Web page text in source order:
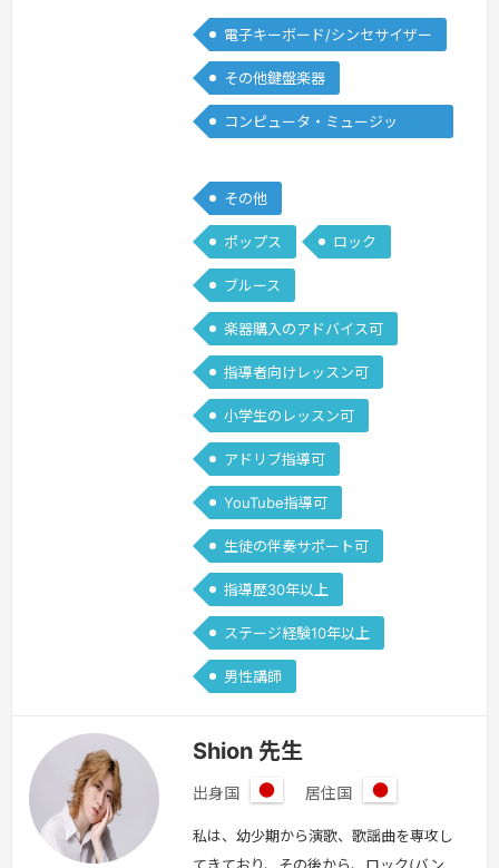
プ、スタジオミュージシャンなど本格的
プロ活動をスタート。音楽コンサルティ
ング、音楽ソフトウエア企画制作、音楽
教室運営、作編曲、プロデュース、国
内/海外デモンストレーション、研修、
電子キーボード/シンセサイザー
その他鍵盤楽器
コンピュータ・ミュージッ
その他
ポップス ロック
ブルース
楽器購入のアドバイス可
指導者向けレッスン可
小学生のレッスン可
アドリブ指導可
YouTube指導可
生徒の伴奏サポート可
指導歴30年以上
ステージ経験10年以上
男性講師
Shion 先生
出身国
本
居住国
本
私は、幼少期から演歌、歌謡曲を専攻し
てきており、その後から、ロック(バン